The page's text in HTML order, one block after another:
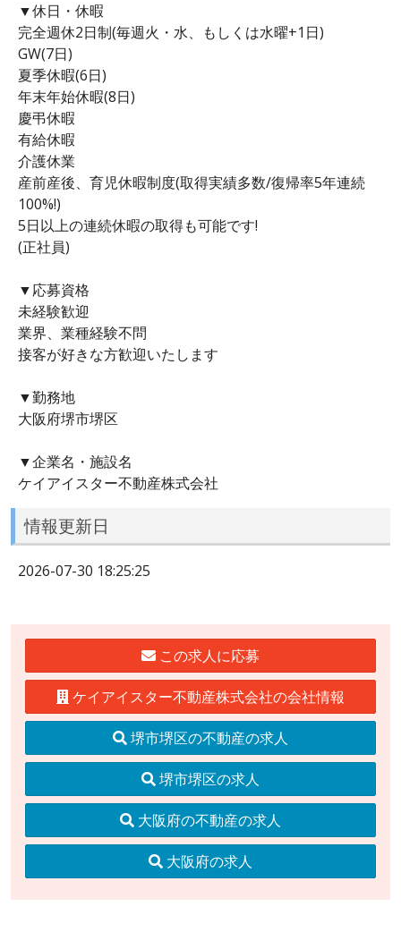
▼休日・休暇
完全週休2日制(毎週火・水、もしくは水曜+1日)
GW(7日)
夏季休暇(6日)
年末年始休暇(8日)
慶弔休暇
有給休暇
介護休業
産前産後、育児休暇制度(取得実績多数/復帰率5年連続
100%!)
5日以上の連続休暇の取得も可能です!
(正社員)
▼応募資格
未経験歓迎
業界、業種経験不問
接客が好きな方歓迎いたします
▼勤務地
大阪府堺市堺区
▼企業名・施設名
ケイアイスター不動産株式会社
情報更新日
2026-07-30 18:25:25
この求人に応募
ケイアイスター不動産株式会社の会社情報
堺市堺区の不動産の求人
堺市堺区の求人
大阪府の不動産の求人
大阪府の求人